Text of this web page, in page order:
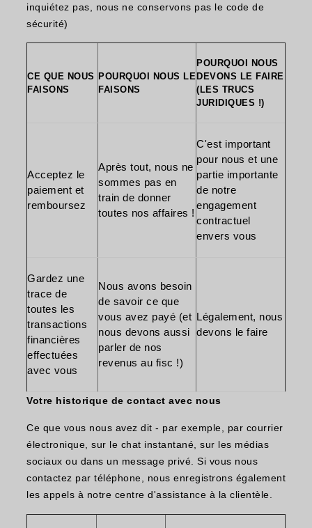
inquiétez pas, nous ne conservons pas le code de
sécurité)
CE QUE NOUS
FAISONS
POURQUOI NOUS LE
FAISONS
POURQUOI NOUS
DEVONS LE FAIRE
(LES TRUCS
JURIDIQUES !)
Acceptez le
paiement et
remboursez
Après tout, nous ne
sommes pas en
train de donner
toutes nos affaires !
C'est important
pour nous et une
partie importante
de notre
engagement
contractuel
envers vous
Gardez une
trace de
toutes les
transactions
financières
effectuées
avec vous
Nous avons besoin
de savoir ce que
vous avez payé (et
nous devons aussi
parler de nos
revenus au fisc !)
Légalement, nous
devons le faire
Votre historique de contact avec nous
Ce que vous nous avez dit - par exemple, par courrier
électronique, sur le chat instantané, sur les médias
sociaux ou dans un message privé. Si vous nous
contactez par téléphone, nous enregistrons également
les appels à notre centre d'assistance à la clientèle.